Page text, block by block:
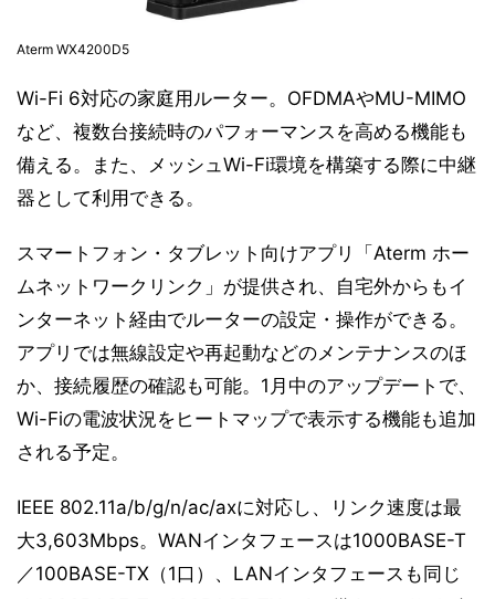
Aterm WX4200D5
Wi-Fi 6対応の家庭用ルーター。OFDMAやMU-MIMO
など、複数台接続時のパフォーマンスを高める機能も
備える。また、メッシュWi-Fi環境を構築する際に中継
器として利用できる。
スマートフォン・タブレット向けアプリ「Aterm ホー
ムネットワークリンク」が提供され、自宅外からもイ
ンターネット経由でルーターの設定・操作ができる。
アプリでは無線設定や再起動などのメンテナンスのほ
か、接続履歴の確認も可能。1月中のアップデートで、
Wi-Fiの電波状況をヒートマップで表示する機能も追加
される予定。
IEEE 802.11a/b/g/n/ac/axに対応し、リンク速度は最
大3,603Mbps。WANインタフェースは1000BASE-T
／100BASE-TX（1口）、LANインタフェースも同じ